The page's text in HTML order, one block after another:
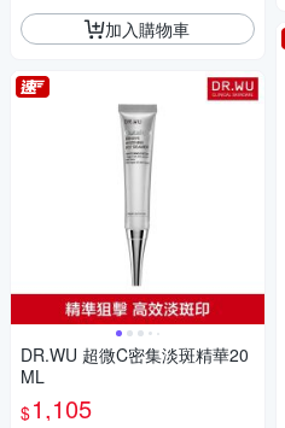
加入購物車
DR.WU 超微C密集淡斑精華20
ML
$1,105